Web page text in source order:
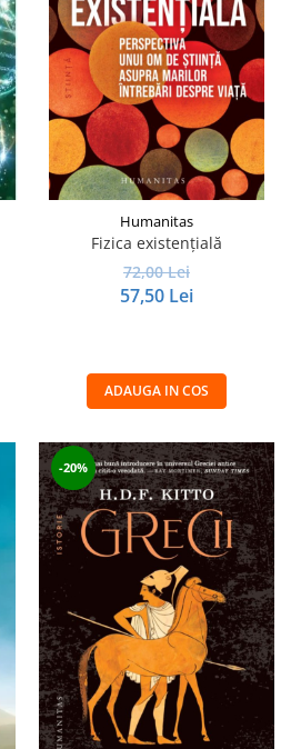
Humanitas
Fizica existenţială
72,00 Lei
57,50 Lei
ADAUGA IN COS
-20%